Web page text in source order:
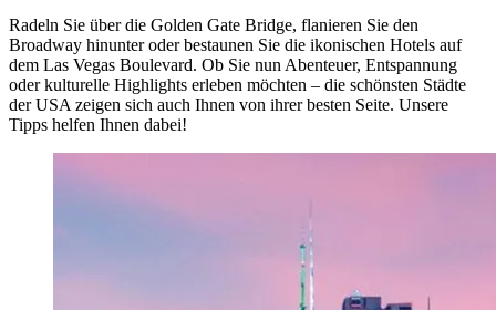
Radeln Sie über die Golden Gate Bridge, flanieren Sie den
Broadway hinunter oder bestaunen Sie die ikonischen Hotels auf
dem Las Vegas Boulevard. Ob Sie nun Abenteuer, Entspannung
oder kulturelle Highlights erleben möchten – die schönsten Städte
der USA zeigen sich auch Ihnen von ihrer besten Seite. Unsere
Tipps helfen Ihnen dabei!